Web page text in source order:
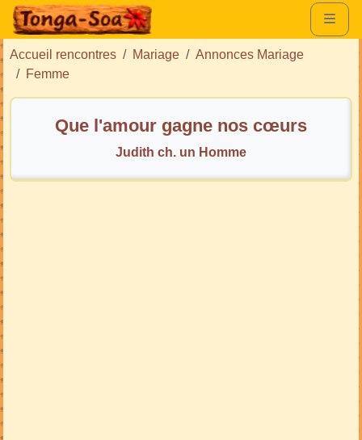
Accueil rencontres Mariage
Annonces Mariage
Femme
Que l'amour gagne nos cœurs
Judith ch. un Homme